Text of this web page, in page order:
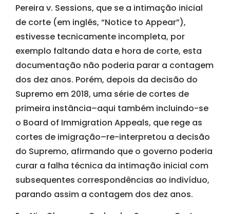
Pereira v. Sessions, que se a intimação inicial
de corte (em inglês, “Notice to Appear”),
estivesse tecnicamente incompleta, por
exemplo faltando data e hora de corte, esta
documentação não poderia parar a contagem
dos dez anos. Porém, depois da decisão do
Supremo em 2018, uma série de cortes de
primeira instância–aqui também incluindo-se
o Board of Immigration Appeals, que rege as
cortes de imigração–re-interpretou a decisão
do Supremo, afirmando que o governo poderia
curar a falha técnica da intimação inicial com
subsequentes correspondências ao indivíduo,
parando assim a contagem dos dez anos.